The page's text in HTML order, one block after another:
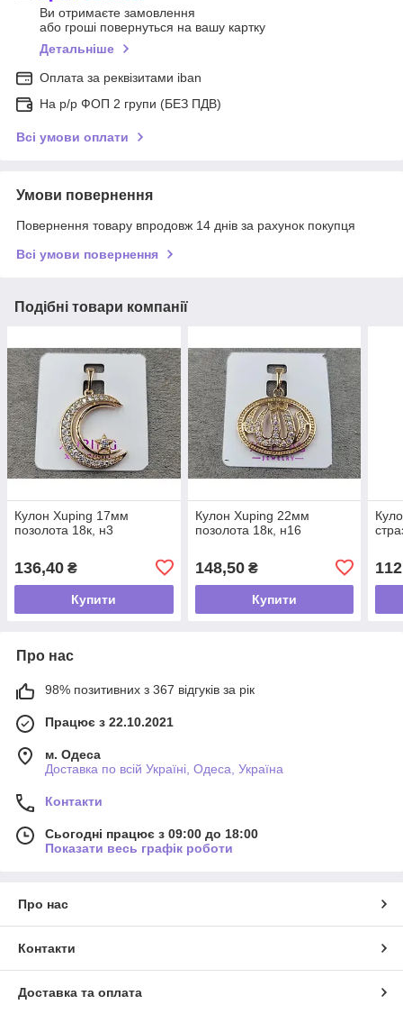
Ви отримаєте замовлення
або гроші повернуться на вашу картку
Детальніше
Оплата за реквізитами iban
На р/р ФОП 2 групи (БЕЗ ПДВ)
Всі умови оплати
Умови повернення
Повернення товару впродовж 14 днів за рахунок покупця
Всі умови повернення
Подібні товари компанії
Кулон Xuping 17мм
позолота 18к, н3
136,40 ₴
Купити
Кулон Xuping 22мм
позолота 18к, н16
148,50₴
Купити
Про нас
98% позитивних з 367 відгуків за рік
Працює з 22.10.2021
м. Одеса
Доставка по всій Україні, Одеса, Україна
Контакти
Сьогодні працює з 09:00 до 18:00
Показати весь графік роботи
Про нас
Контакти
Доставка та оплата